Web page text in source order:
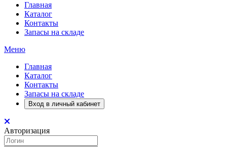
Главная
Каталог
Контакты
Запасы на складе
Меню
Главная
Каталог
Контакты
Запасы на складе
Вход в личный кабинет
Авторизация